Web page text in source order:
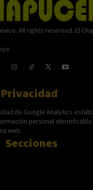
All rights reserved. El
de Google Analytics
personal identificable
web.
Secciones